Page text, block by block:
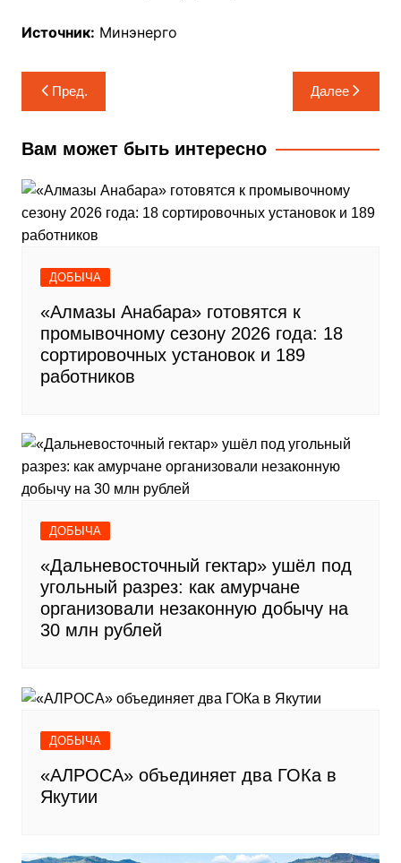
Источник: Минэнерго
Навигация
по
записям
Пред. Далее
Вам может быть интересно
ДОБЫЧА
«Алмазы Анабара» готовятся к
промывочному сезону 2026 года: 18
сортировочных установок и 189
работников
ДОБЫЧА
«Дальневосточный гектар» ушёл под
угольный разрез: как амурчане
организовали незаконную добычу на
30 млн рублей
ДОБЫЧА
«АЛРОСА» объединяет два ГОКа в
Якутии